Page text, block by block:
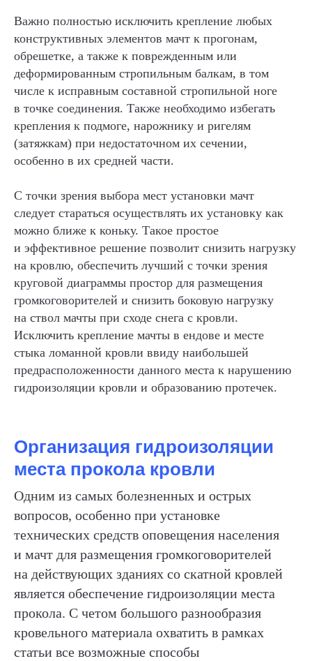
Важно полностью исключить крепление любых
конструктивных элементов мачт к прогонам,
обрешетке, а также к поврежденным или
деформированным стропильным балкам, в том
числе к исправным составной стропильной ноге
в точке соединения. Также необходимо избегать
крепления к подмоге, нарожнику и ригелям
(затяжкам) при недостаточном их сечении,
особенно в их средней части.
С точки зрения выбора мест установки мачт
следует стараться осуществлять их установку как
можно ближе к коньку. Такое простое
и эффективное решение позволит снизить нагрузку
на кровлю, обеспечить лучший с точки зрения
круговой диаграммы простор для размещения
громкоговорителей и снизить боковую нагрузку
на ствол мачты при сходе снега с кровли.
Исключить крепление мачты в ендове и месте
стыка ломанной кровли ввиду наибольшей
предрасположенности данного места к нарушению
гидроизоляции кровли и образованию протечек.
Организация гидроизоляции
места прокола кровли
Одним из самых болезненных и острых
вопросов, особенно при установке
технических средств оповещения населения
и мачт для размещения громкоговорителей
на действующих зданиях со скатной кровлей
является обеспечение гидроизоляции места
прокола. С четом большого разнообразия
кровельного материала охватить в рамках
статьи все возможные способы